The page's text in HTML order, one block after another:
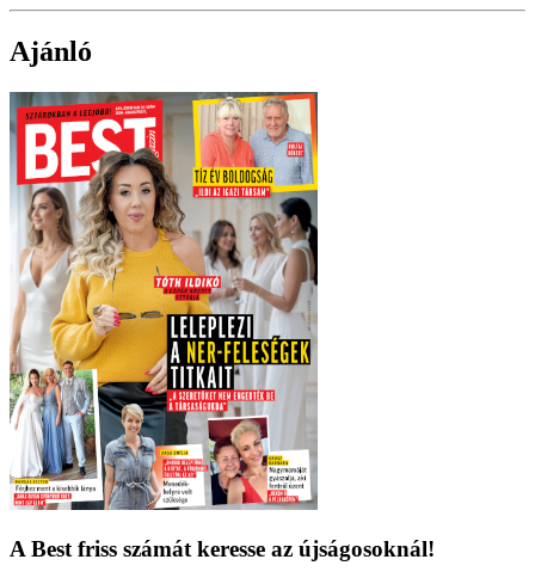
Ajánló
A Best friss számát keresse az újságosoknál!